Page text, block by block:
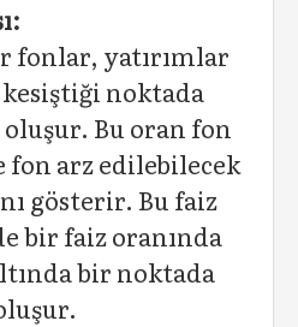
fonlar, yatırımlar
noktada
oluşur. Bu oran fon
fon arz edilebilecek
gösterir. Bu faiz
bir faiz oranında
bir noktada